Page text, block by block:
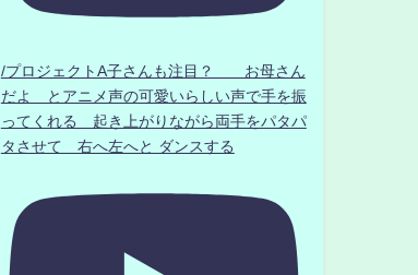
/プロジェクトA子さんも注目？ お母さん
だよ とアニメ声の可愛いらしい声で手を振
ってくれる 起き上がりながら両手をパタパ
タさせて 右へ左へと ダンスする